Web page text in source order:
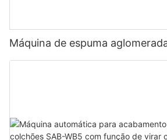
Máquina de espuma